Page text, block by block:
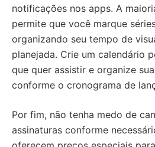
notificações nos apps. A
permite que você marque
organizando seu tempo de
planejada. Crie um calendário
que quer assistir e organize
conforme o cronograma de
Por fim, não tenha medo de
assinaturas conforme